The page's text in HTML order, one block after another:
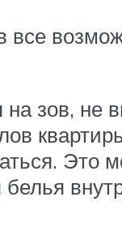
все
зов, не
Это